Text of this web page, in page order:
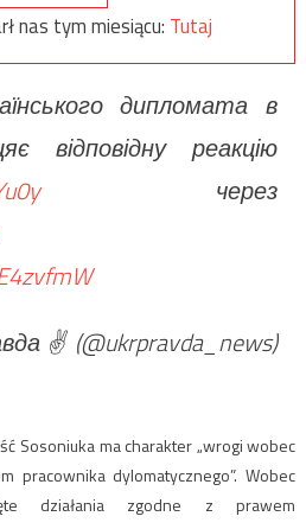
nas tym miesiącu: Tutaj
дипломата в
відповідну реакцію
через
✌️ (@ukrpravda_news)
Sosoniuka ma charakter „wrogi wobec
pracownika dylomatycznego”. Wobec
działania zgodne z prawem